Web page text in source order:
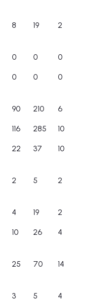
8 19 2
0 0 0
0 0 0
90 210 6
116 285 10
22 37 10
2 5 2
4 19 2
10 26 4
25 70 14
3 5 4